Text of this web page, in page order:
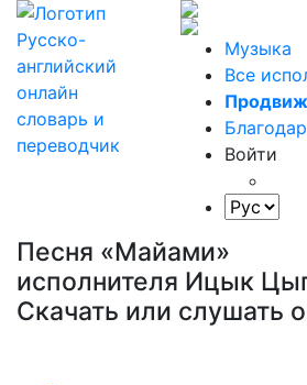
Музыка
Все
Войти
Песня «Майами»
исполнителя Ицык
Скачать или слушать